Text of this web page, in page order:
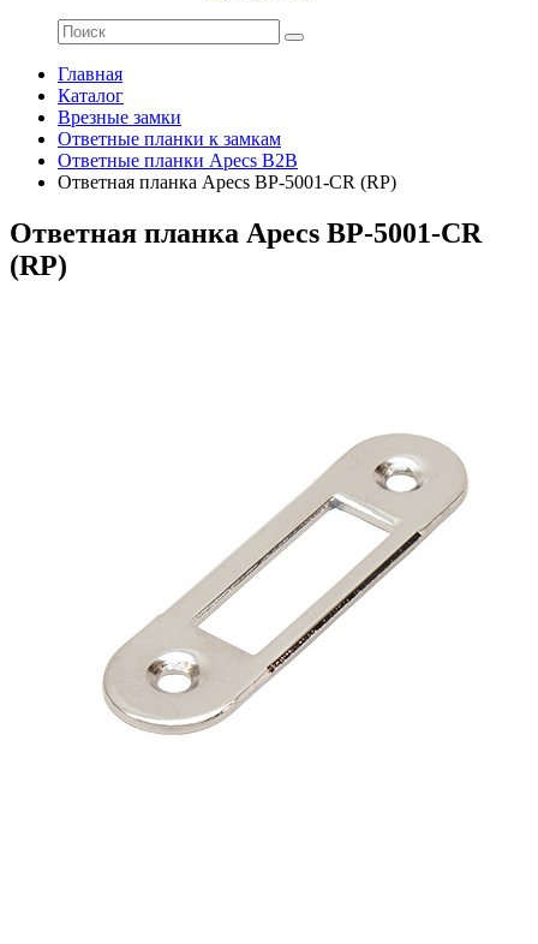
Главная
Каталог
Врезные замки
Ответные планки к замкам
Ответные планки Apecs B2B
Ответная планка Apecs BP-5001-CR (RP)
Ответная планка Apecs BP-5001-CR
(RP)